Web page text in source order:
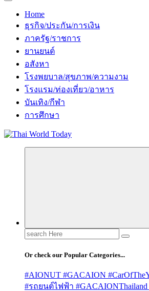
Home
ธุรกิจ/ประกัน/การเงิน
ภาครัฐ/ราชการ
ยานยนต์
อสังหา
โรงพยบาล/สุขภาพ/ความงาม
โรงแรม/ท่องเที่ยว/อาหาร
บันเทิง/กีฬา
การศึกษา
Search
for:
Or check our Popular Categories...
#AIONUT #GACAION
#รถยนต์ไฟฟ้า #GACAIONThailand